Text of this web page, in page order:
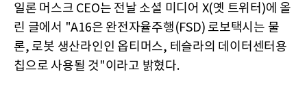
일론 머스크 CEO는 전날 소셜 미디어 X(옛 트위터)에 올
린 글에서 "A16은 완전자율주행(FSD) 로보택시는 물
론, 로봇 생산라인인 옵티머스, 테슬라의 데이터센터용
칩으로 사용될 것"이라고 밝혔다.